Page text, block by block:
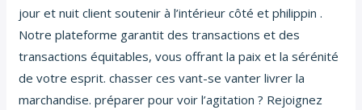
jour et nuit client soutenir à l’intérieur côté et philippin .
Notre plateforme garantit des transactions et des
transactions équitables, vous offrant la paix et la sérénité
de votre esprit. chasser ces vant-se vanter livrer la
marchandise. préparer pour voir l’agitation ? Rejoignez